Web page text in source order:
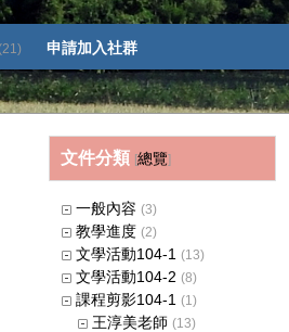
申請加入社群
文件分類 [總覽]
一般內容 (3)
教學進度 (2)
文學活動104-1 (13)
文學活動104-2 (8)
課程剪影104-1 (1)
王淳美老師 (13)